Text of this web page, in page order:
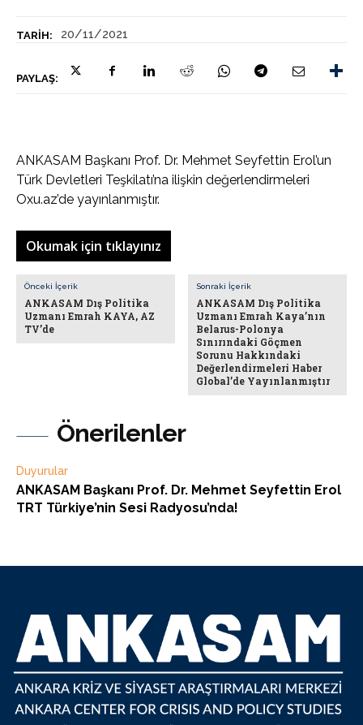
TARIH: 20/11/2021
PAYLAŞ:
Önerilenler
Duyurular
ANKASAM Başkanı Prof. Dr. Mehmet Seyfettin Erol
TRT Türkiye’nin Sesi Radyosu’nda!
ANKASAM Başkanı Prof. Dr. Mehmet Seyfettin Erol’un
Türk Devletleri Teşkilatı’na ilişkin değerlendirmeleri
Oxu.az’de yayınlanmıştır.
Okumak için tıklayınız
Önceki İçerik
ANKASAM Dış Politika
Uzmanı Emrah KAYA, AZ
TV’de
Sonraki İçerik
ANKASAM Dış Politika
Uzmanı Emrah Kaya’nın
Belarus-Polonya
Sınırındaki Göçmen
Sorunu Hakkındaki
Değerlendirmeleri Haber
Global’de Yayınlanmıştır